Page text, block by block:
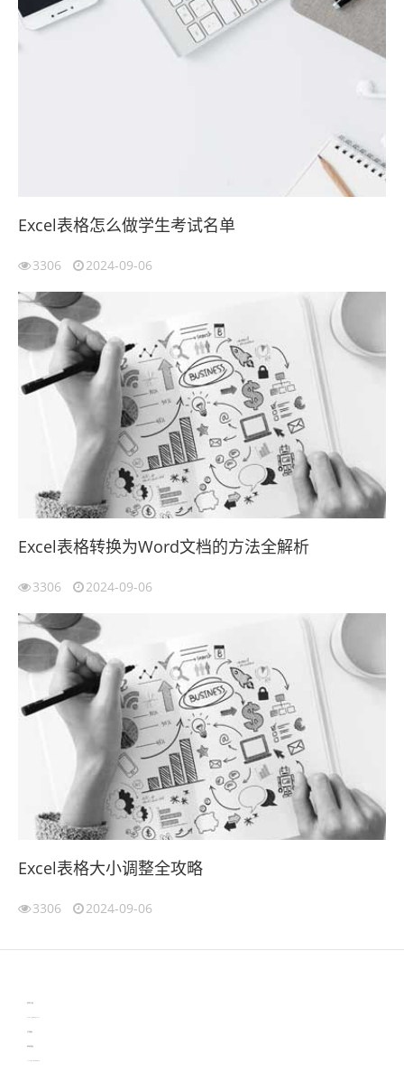
Excel表格怎么做学生考试名单
3306 2024-09-06
Excel表格转换为Word文档的方法全解析
3306 2024-09-06
Excel表格大小调整全攻略
3306 2024-09-06